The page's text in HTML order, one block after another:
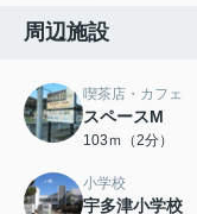
周辺施設
喫茶店・カフェ
スペースM
103ｍ（2分）
小学校
宇多津小学校